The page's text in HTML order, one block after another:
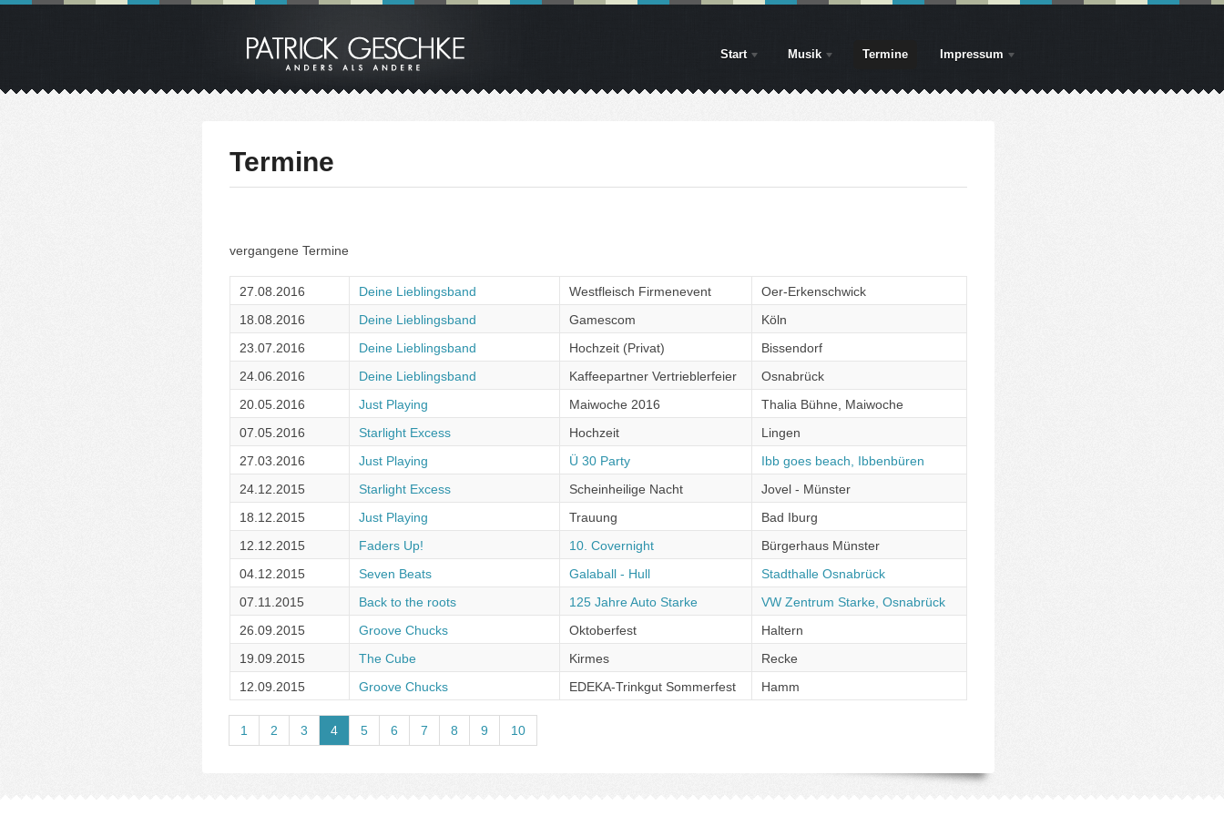
Start Musik Termine Impressum
Termine
vergangene Termine
27.08.2016 Deine Lieblingsband Westfleisch Firmenevent
Oer-Erkenschwick
18.08.2016
Deine Lieblingsband Gamescom
Köln
23.07.2016
Deine Lieblingsband Hochzeit (Privat)
Bissendorf
24.06.2016
Deine Lieblingsband Kaffeepartner Vertrieblerfeier
Osnabrück
20.05.2016
Just Playing Maiwoche 2016
Thalia Bühne, Maiwoche
07.05.2016
Starlight Excess Hochzeit
Lingen
27.03.2016
Just Playing Ü 30 Party
Ibb goes beach, Ibbenbüren
24.12.2015
Starlight Excess Scheinheilige Nacht
Jovel - Münster
18.12.2015
Just Playing Trauung
Bad Iburg
12.12.2015
Faders Up! 10. Covernight
Bürgerhaus Münster
04.12.2015
Seven Beats Galaball - Hull
Stadthalle Osnabrück
07.11.2015
Back to the roots 125 Jahre Auto Starke
VW Zentrum Starke, Osnabrück
26.09.2015
Groove Chucks Oktoberfest
Haltern
19.09.2015
The Cube Kirmes
Recke
12.09.2015
Groove Chucks EDEKA-Trinkgut Sommerfest Hamm
1 2 3 4 5 6 7 8 9 10